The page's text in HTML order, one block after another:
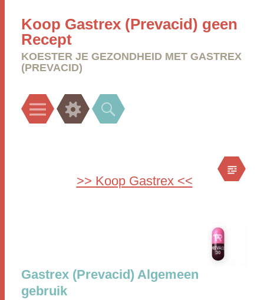
Koop Gastrex (Prevacid) geen
Recept
KOESTER JE GEZONDHEID MET GASTREX
(PREVACID)
Menu Widgets Search
>> Koop Gastrex <<
Gastrex (Prevacid) Algemeen
gebruik